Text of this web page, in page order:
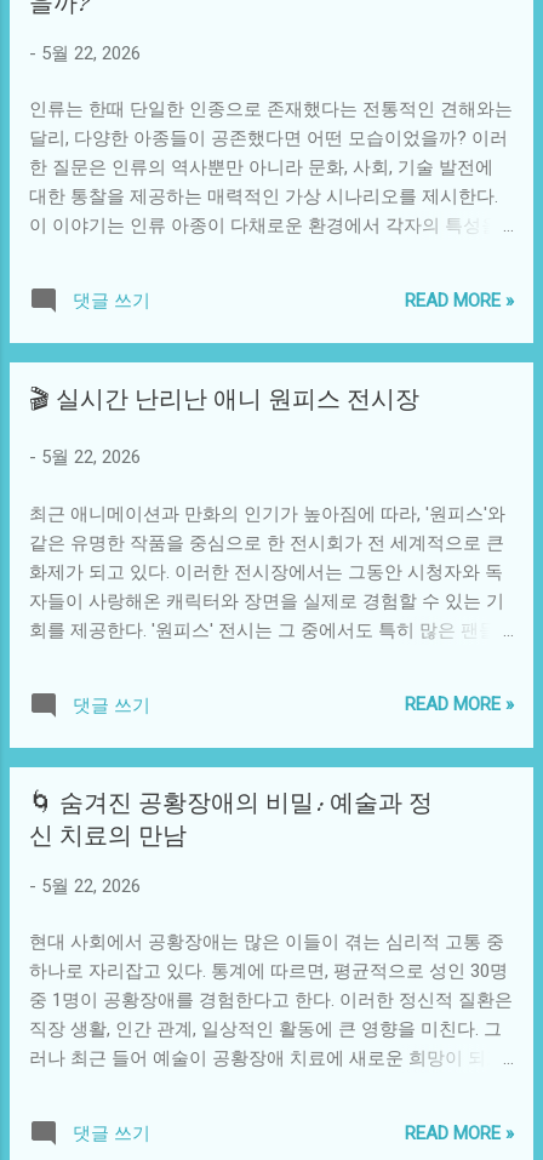
적, 문화적 연결고리를 통해 의미를 전달했다. 그의 이야기는
어, 장애를 가진 이들에게 진정한 용기를 주는 사례로 남았다.
사람들은 그...
실을 반영하고 비판하는 기능을 하기도 한다. 그러나 이러한
화, 드라마, 게임 등 다양한 매체를 통해 현대의 테크놀로지와
결합해 새로운 경험을 창출하고 있다. 넷플릭스의 '더 위처'
시리즈는 폴란드 작가 안제이 사프콥스키의 소설을 기반으로
하여, 그들만의 독특한 시각으로 해석된 판타지 세계를 보여
준다. 드라마는 기존 팬층을 공략하면서도 새로운 관객을 위
드는 특정한 사회적 현상과도 밀접하게 연결되어 있다. 최근
을 안겼다. 그런 가운데, 고전 판타지는 지나치게 복잡한 현실
될 여지가 있다. 이러한 현상은 단순한 취향의 변화가 아니라,
여정은 인간이 가진 고뇌와 갈등을 반영하며, 개인이나 공동
는 상상력을...
- 5월 22, 2026
인류는 한때 단일한 인종으로 존재했다는 전통적인 견해와는
달리, 다양한 아종들이 공존했다면 어떤 모습이었을까? 이러
한 질문은 인류의 역사뿐만 아니라 문화, 사회, 기술 발전에
대한 통찰을 제공하는 매력적인 가상 시나리오를 제시한다.
이 이야기는 인류 아종이 다채로운 환경에서 각자의 특성을
보는 일종의 사변적 탐구라 할 수 있다. 우리가 현재 알고 있
는 현대 인류, 즉 호모 사피엔스는 지구의 거의 모든 대륙에
퍼져 있으며, 여러 지역적 환경에 적응해왔다. 그러나 만약 호
은 아종이 여전히 존재하고, 이들이 각기 다른 사회적, 기술적
력이 이루어졌을까? 여기서의 상상은 특정 아종이 고유의 생
전했을 가능성을 내포하고 있다. 가령, 기후 변화가 심화된 지
역에서는 유전자적으로 더 강인한 체력을 가진 아종이 생존
할 수 있었을 것이다. 이들은 엄청난 외부 압박 속에서도 번성
하며, 강한 공동체 의식을 기반으로 서로 협력해 생존해 나갔
을 것이다.반면, 자원으로 풍부한 환경에서는 호모 사피엔스
인다. 결과적으로, 서로 다른 인류 아종이 생존 경쟁을 통해
문화적 차이를 극복하고 대화하며 협력하는 모습을 상상할
수 있다. 이런 구상은 유사한 사건이나 예시들로 더욱 풍부해
주침을 통해 상호작용을 해왔으며, 이는 고대 문명에서도 볼
수 있는 현상이다. 에집트와 메소포타미아 문명의 융합에서
들과 접촉한 사례까지. 이러한 복합적 교류는 인류의 문화적
로 경쟁하고, 협력하며 발전된 문화와 기술들이 혼합되었다
면, 인류가 만들어낸 지식과 예...
댓글 쓰기 READ MORE »
🎬 실시간 난리난 애니 원피스 전시장
- 5월 22, 2026
최근 애니메이션과 만화의 인기가 높아짐에 따라, '원피스'와
같은 유명한 작품을 중심으로 한 전시회가 전 세계적으로 큰
화제가 되고 있다. 이러한 전시장에서는 그동안 시청자와 독
자들이 사랑해온 캐릭터와 장면을 실제로 경험할 수 있는 기
회를 제공한다. '원피스' 전시는 그 중에서도 특히 많은 팬들
복합체험 공간이다. '원피스'는 에이치로 오다의 창작물로, 바
다를 탐험하며 꿈을 찾는 해적들의 이야기를 담고 있다. 이 만
며, 이는 단순히 이야기가 재밌어서만이 아니다. 문화적 상징
물이자, 다양한 주제와 메시지를 전달하는 매개체 역할을 하
품은 전시회를 더욱 풍부하고 즐겁게 꾸며준다. 팬들은 좋아
는 장이 마련되어 있다. 하지만 이러한 전시회가 시사하는 바
는 단순히 애니메이션 팬덤의 열기뿐만이 아니다. 예를 들어,
애니메이션 산업이 어떻게 현대 사회에서 문화적 영향력을
행사하는지, 그리고 이를 통해 발생하는 경제적 효과를 이해
하는 데 도움이 된다. ‘원피스’와 같은 작품은 일본을 넘어 한
해 나가고 있다. 이를 통해 각국의 문화가 서로 충돌하고 융합
댓글 쓰기 READ MORE »
🌀 숨겨진 공황장애의 비밀: 예술과 정
신 치료의 만남
- 5월 22, 2026
현대 사회에서 공황장애는 많은 이들이 겪는 심리적 고통 중
하나로 자리잡고 있다. 통계에 따르면, 평균적으로 성인 30명
중 1명이 공황장애를 경험한다고 한다. 이러한 정신적 질환은
직장 생활, 인간 관계, 일상적인 활동에 큰 영향을 미친다. 그
러나 최근 들어 예술이 공황장애 치료에 새로운 희망이 되고
은 단순히 아름다움을 추구하는 것이 아니라, 우리의 감정을
표현하고 소통하는 방편이 될 수 있다. 공황장애 환자들이 예
댓글 쓰기 READ MORE »